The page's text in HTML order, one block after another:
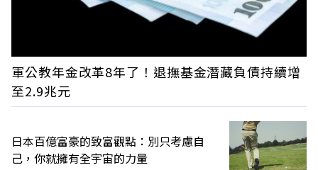
軍公教年金改革8年了！退撫基金潛藏負債持續增
至2.9兆元
日本百億富豪的致富觀點：別只考慮自
己，你就擁有全宇宙的力量